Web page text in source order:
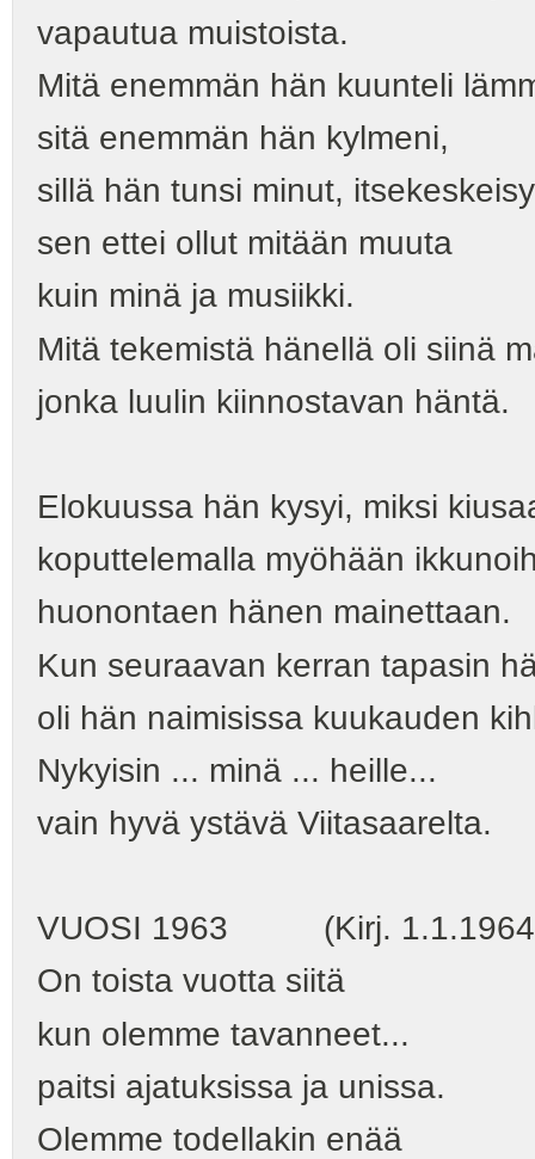
vapautua muistoista.
Mitä enemmän hän kuunteli
sitä enemmän hän kylmeni,
sillä hän tunsi minut,
sen ettei ollut mitään muuta
kuin minä ja musiikki.
Mitä tekemistä hänellä oli siinä
jonka luulin kiinnostavan häntä.
Elokuussa hän kysyi, miksi
koputtelemalla myöhään
huonontaen hänen mainettaan.
Kun seuraavan kerran tapasin
oli hän naimisissa kuukauden
Nykyisin ... minä ... heille...
vain hyvä ystävä Viitasaarelta.
VUOSI 1963 (Kirj.
On toista vuotta siitä
kun olemme tavanneet...
paitsi ajatuksissa ja unissa.
Olemme todellakin enää